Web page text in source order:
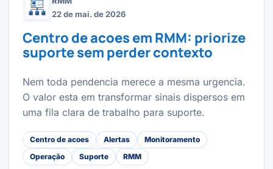
22 de mai. de 2026
Centro de acoes em RMM: priorize
suporte sem perder contexto
Nem toda pendencia merece a mesma urgencia.
O valor esta em transformar sinais dispersos em
uma fila clara de trabalho para suporte.
Centro de acoes Alertas
Monitoramento
Operação
Suporte RMM